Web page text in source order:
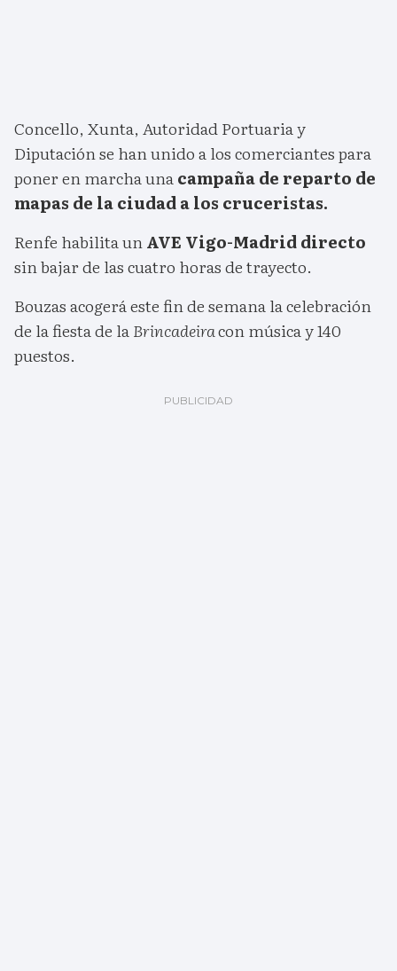
Concello, Xunta, Autoridad Portuaria y
Diputación se han unido a los comerciantes para
poner en marcha unacampaña de reparto de
mapas de la ciudad a los cruceristas.
Renfe habilita unAVE Vigo-Madrid directo
sin bajar de las cuatro horas de trayecto.
Bouzas acogerá este fin de semana la celebración
de la fiesta de laBrincadeiracon música y 140
puestos.